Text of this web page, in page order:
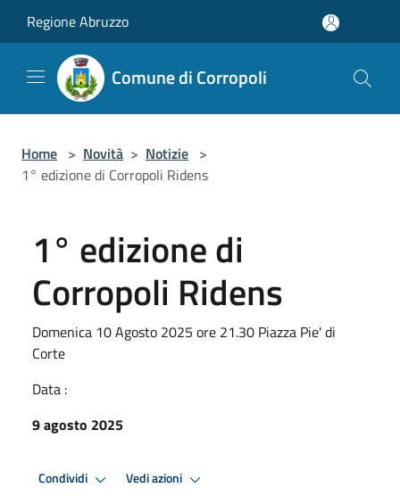
Regione Abruzzo
Comune di Corropoli
Home > Novità > Notizie >
1° edizione di Corropoli Ridens
1° edizione di
Corropoli Ridens
Domenica 10 Agosto 2025 ore 21.30 Piazza Pie' di
Corte
Data :
9 agosto 2025
Condividi Vedi azioni